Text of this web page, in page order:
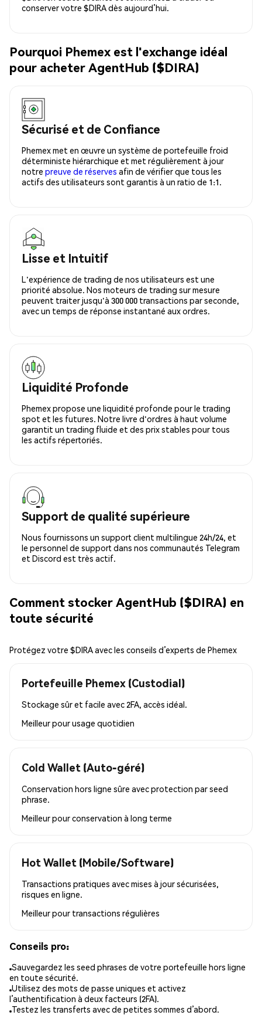
conserver votre $DIRA dès aujourd’hui.
Pourquoi Phemex est l'exchange idéal
pour acheter AgentHub ($DIRA)
Sécurisé et de Confiance
Phemex met en œuvre un système de portefeuille froid
déterministe hiérarchique et met régulièrement à jour
notre preuve de réserves afin de vérifier que tous les
actifs des utilisateurs sont garantis à un ratio de 1:1.
Lisse et Intuitif
L'expérience de trading de nos utilisateurs est une
priorité absolue. Nos moteurs de trading sur mesure
peuvent traiter jusqu'à 300 000 transactions par seconde,
avec un temps de réponse instantané aux ordres.
Liquidité Profonde
Phemex propose une liquidité profonde pour le trading
spot et les futures. Notre livre d'ordres à haut volume
garantit un trading fluide et des prix stables pour tous
les actifs répertoriés.
Support de qualité supérieure
Nous fournissons un support client multilingue 24h/24, et
le personnel de support dans nos communautés Telegram
et Discord est très actif.
Comment stocker AgentHub ($DIRA) en
toute sécurité
Protégez votre $DIRA avec les conseils d’experts de Phemex
Portefeuille Phemex (Custodial)
Stockage sûr et facile avec 2FA, accès idéal.
Meilleur pourusage quotidien
Cold Wallet (Auto-géré)
Conservation hors ligne sûre avec protection par seed
phrase.
Meilleur pourconservation à long terme
Hot Wallet (Mobile/Software)
Transactions pratiques avec mises à jour sécurisées,
risques en ligne.
Meilleur pour transactions régulières
Conseils pro:
Sauvegardez les seed phrases de votre portefeuille hors ligne
en toute sécurité.
Utilisez des mots de passe uniques et activez
l’authentification à deux facteurs (2FA).
Testez les transferts avec de petites sommes d’abord.